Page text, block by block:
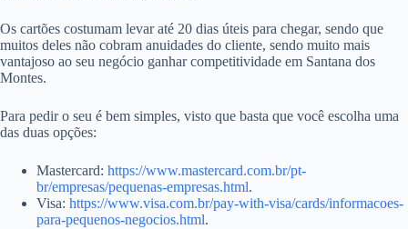
Os cartões costumam levar até 20 dias úteis para chegar, sendo que
muitos deles não cobram anuidades do cliente, sendo muito mais
vantajoso ao seu negócio ganhar competitividade em Santana dos
Montes.
Para pedir o seu é bem simples, visto que basta que você escolha uma
das duas opções:
Mastercard: https://www.mastercard.com.br/pt-
br/empresas/pequenas-empresas.html.
Visa: https://www.visa.com.br/pay-with-visa/cards/informacoes-
para-pequenos-negocios.html.